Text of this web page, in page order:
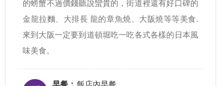
的螃蟹不過價錢聽說蠻貴的，街道裡還有好口碑的
金龍拉麵、大排長 龍的章魚燒、大阪燒等等美食.
來到大阪一定要到道頓堀吃一吃各式各樣的日本風
味美食。
早餐： 飯店內早餐